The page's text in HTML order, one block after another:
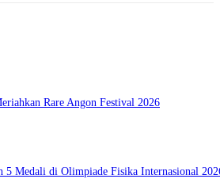
Rare Angon Festival 2026
5 Medali di Olimpiade Fisika Internasional